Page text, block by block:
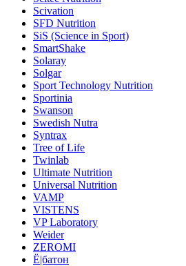
Scivation
SFD Nutrition
SiS (Science in Sport)
SmartShake
Solaray
Solgar
Sport Technology Nutrition
Sportinia
Swanson
Swedish Nutra
Syntrax
Tree of Life
Twinlab
Ultimate Nutrition
Universal Nutrition
VAMP
VISTENS
VP Laboratory
Weider
ZEROMI
Ё|батон